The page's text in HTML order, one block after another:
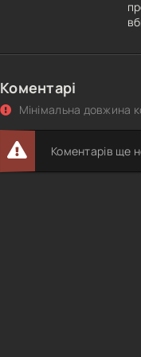
Коментарі
Мінімальна довжина
Коментарів ще